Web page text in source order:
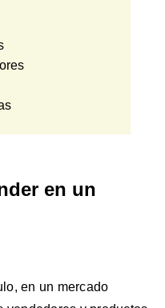
en un
en un mercado